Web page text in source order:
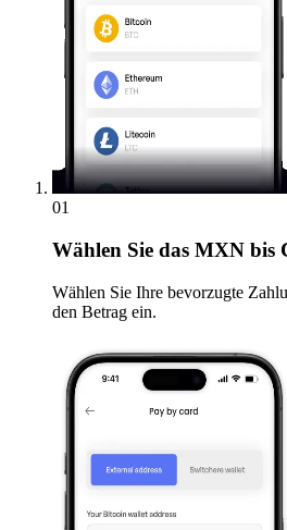
01
Wählen Sie das MXN bis
Wählen Sie Ihre bevorzugte
den Betrag ein.